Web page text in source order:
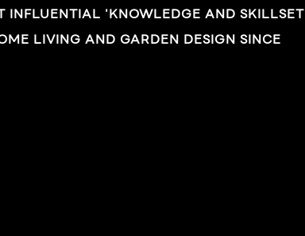
แต่มันหายาก ไม่ค่อยมีคน
านต่างชาติ ราคาค่อนข้าง
งมาทำให้ และพอทำออกมา
INFLUENTIAL 'KNOWLEDGE AND SKILLSET
LIVING AND GARDEN DESIGN SINCE